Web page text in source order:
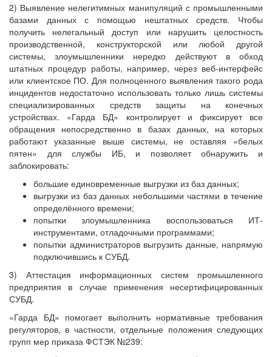
2) Выявление нелегитимных манипуляций с промышленными
базами данных с помощью нештатных средств. Чтобы
получить нелегальный доступ или нарушить целостность
производственной, конструкторской или любой другой
системы, злоумышленники нередко действуют в обход
штатных процедур работы, например, через веб-интерфейс
или клиентское ПО. Для полноценного выявления такого рода
инцидентов недостаточно использовать только лишь системы
специализированных средств защиты на конечных
устройствах. «Гарда БД» контролирует и фиксирует все
обращения непосредственно в базах данных, на которых
работают указанные выше системы, не оставляя «белых
пятен» для службы ИБ, и позволяет обнаружить и
заблокировать:
большие единовременные выгрузки из баз данных;
выгрузки из баз данных небольшими частями в течение
определённого времени;
попытки злоумышленника воспользоваться ИТ-
инструментами, отладочными программами;
попытки администраторов выгрузить данные, напрямую
подключившись к СУБД.
3) Аттестация информационных систем промышленного
предприятия в случае применения несертифицированных
СУБД.
«Гарда БД» помогает выполнить нормативные требования
регуляторов, в частности, отдельные положения следующих
групп мер приказа ФСТЭК №239: